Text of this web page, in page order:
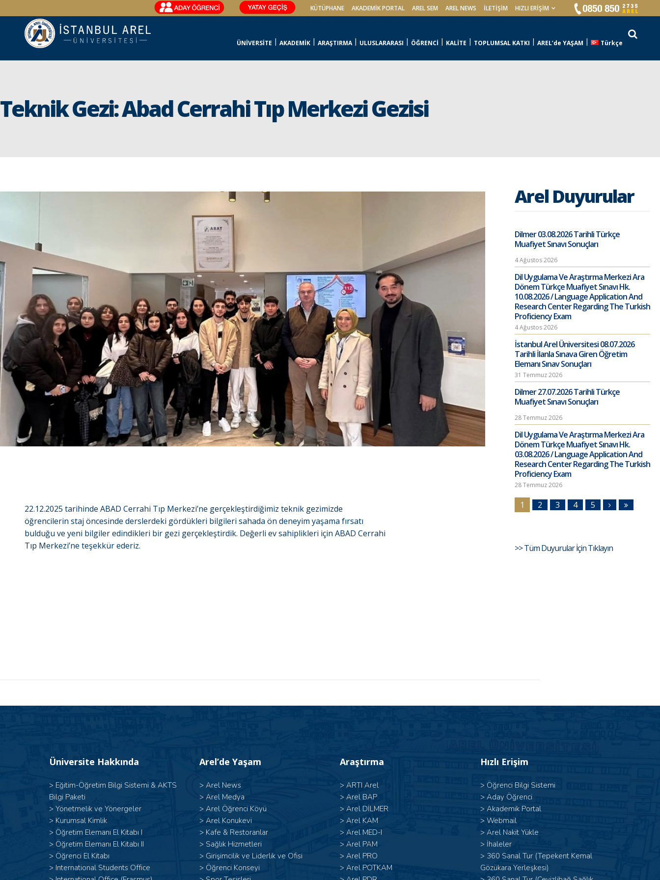
KÜTÜPHANE AKADEMİK PORTAL AREL SEM AREL NEWS İLETIŞIM HIZLI ERİŞİM
ÜNİVERSİTE AKADEMİK ARAŞTIRMA ULUSLARARASI ÖĞRENCİ KALİTE TOPLUMSAL KATKI AREL’de YAŞAM Türkçe
Teknik Gezi: Abad Cerrahi Tıp Merkezi Gezisi
22.12.2025 tarihinde ABAD Cerrahi Tıp Merkezi’ne gerçekleştirdiğimiz teknik gezimizde
öğrencilerin staj öncesinde derslerdeki gördükleri bilgileri sahada ön deneyim yaşama fırsatı
bulduğu ve yeni bilgiler edindikleri bir gezi gerçekleştirdik. Değerli ev sahiplikleri için ABAD Cerrahi
Tıp Merkezi’ne teşekkür ederiz.
Arel Duyurular
Dilmer 03.08.2026 Tarihli Türkçe
Muafiyet Sınavı Sonuçları
4 Ağustos 2026
Dil Uygulama Ve Araştırma Merkezi Ara
Dönem Türkçe Muafiyet Sınavı Hk.
10.08.2026 / Language Application And
Research Center Regarding The Turkish
Proficiency Exam
4 Ağustos 2026
İstanbul Arel Üniversitesi 08.07.2026
Tarihli İlanla Sınava Giren Öğretim
Elemanı Sınav Sonuçları
31 Temmuz 2026
Dilmer 27.07.2026 Tarihli Türkçe
Muafiyet Sınavı Sonuçları
28 Temmuz 2026
Dil Uygulama Ve Araştırma Merkezi Ara
Dönem Türkçe Muafiyet Sınavı Hk.
03.08.2026 / Language Application And
Research Center Regarding The Turkish
Proficiency Exam
28 Temmuz 2026
1 2 3 4 5
>> Tüm Duyurular İçin Tıklayın
Üniversite Hakkında
> Eğitim-Öğretim Bilgi Sistemi & AKTS
Bilgi Paketi
> Yönetmelik ve Yönergeler
> Kurumsal Kimlik
> Öğretim Elemanı El Kitabı I
> Öğretim Elemanı El Kitabı II
> Öğrenci El Kitabı
> International Students Office
Arel’de Yaşam
> Arel News
> Arel Medya
> Arel Öğrenci Köyü
> Arel Konukevi
> Kafe & Restoranlar
> Sağlık Hizmetleri
> Girişimcilik ve Liderlik ve Ofisi
> Öğrenci Konseyi
Araştırma
> ARTI Arel
> Arel BAP
> Arel DİLMER
> Arel KAM
> Arel MED-I
> Arel PAM
> Arel PRO
> Arel POTKAM
Hızlı Erişim
> Öğrenci Bilgi Sistemi
> Aday Öğrenci
> Akademik Portal
> Webmail
> Arel Nakit Yükle
> İhaleler
> 360 Sanal Tur (Tepekent Kemal
Gözükara Yerleşkesi)